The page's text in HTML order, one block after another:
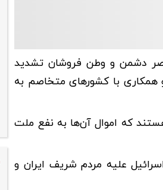
دشمن و وطن فروشان تشدید
و همکاری با کشورهای متخاصم به
که اموال آن‌ها به نفع ملت
علیه مردم شریف ایران و